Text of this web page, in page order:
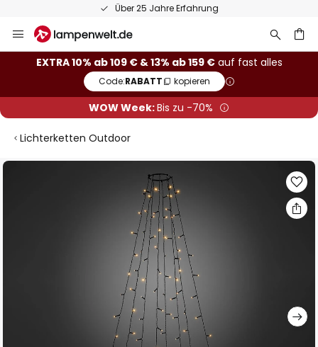
Über 25 Jahre Erfahrung
Inhalt
springen
EXTRA 10% ab 109 € & 13% ab 159 €auf fast alles
Code:RABATT kopieren
WOW Week:Bis zu -70%
Lichterketten Outdoor
Zum